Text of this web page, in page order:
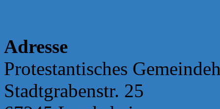
Adresse
Protestantisches
Stadtgrabenstr. 25